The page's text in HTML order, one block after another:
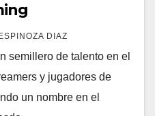
DIAZ
semillero de talento en el
y jugadores de
un nombre en el